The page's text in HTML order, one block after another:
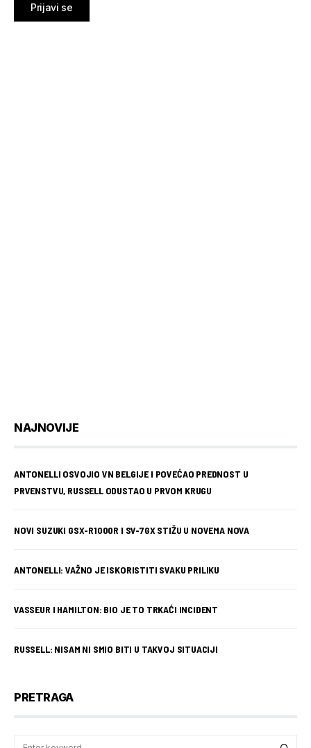
Prijavi se
NAJNOVIJE
ANTONELLI OSVOJIO VN BELGIJE I POVEĆAO PREDNOST U
PRVENSTVU, RUSSELL ODUSTAO U PRVOM KRUGU
NOVI SUZUKI GSX-R1000R I SV-7GX STIŽU U NOVEMA NOVA
ANTONELLI: VAŽNO JE ISKORISTITI SVAKU PRILIKU
VASSEUR I HAMILTON: BIO JE TO TRKAĆI INCIDENT
RUSSELL: NISAM NI SMIO BITI U TAKVOJ SITUACIJI
PRETRAGA